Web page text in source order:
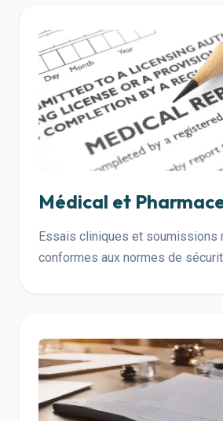
Médical et
Essais cliniques et soumissions
conformes aux normes de